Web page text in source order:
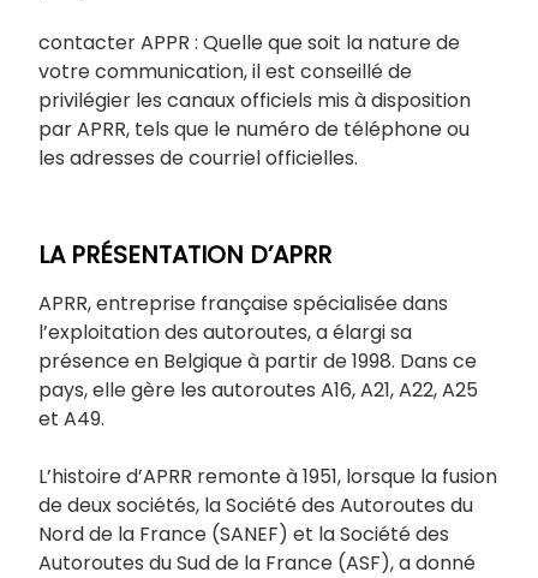
contacter APPR : Quelle que soit la nature de
votre communication, il est conseillé de
privilégier les canaux officiels mis à disposition
par APRR, tels que le numéro de téléphone ou
les adresses de courriel officielles.
LA PRÉSENTATION D’APRR
APRR, entreprise française spécialisée dans
l’exploitation des autoroutes, a élargi sa
présence en Belgique à partir de 1998. Dans ce
pays, elle gère les autoroutes A16, A21, A22, A25
et A49.
L’histoire d’APRR remonte à 1951, lorsque la fusion
de deux sociétés, la Société des Autoroutes du
Nord de la France (SANEF) et la Société des
Autoroutes du Sud de la France (ASF), a donné